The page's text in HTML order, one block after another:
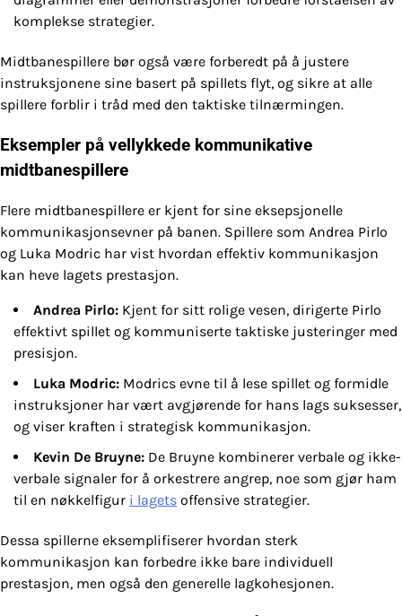
komplekse strategier.
Midtbanespillere bør også være forberedt på å justere
instruksjonene sine basert på spillets flyt, og sikre at alle
spillere forblir i tråd med den taktiske tilnærmingen.
Eksempler på vellykkede kommunikative
midtbanespillere
Flere midtbanespillere er kjent for sine eksepsjonelle
kommunikasjonsevner på banen. Spillere som Andrea Pirlo
og Luka Modric har vist hvordan effektiv kommunikasjon
kan heve lagets prestasjon.
Andrea Pirlo: Kjent for sitt rolige vesen, dirigerte Pirlo
effektivt spillet og kommuniserte taktiske justeringer med
presisjon.
Luka Modric: Modrics evne til å lese spillet og formidle
instruksjoner har vært avgjørende for hans lags suksesser,
og viser kraften i strategisk kommunikasjon.
Kevin De Bruyne: De Bruyne kombinerer verbale og ikke-
verbale signaler for å orkestrere angrep, noe som gjør ham
til en nøkkelfigur i lagets offensive strategier.
Dessa spillerne eksemplifiserer hvordan sterk
kommunikasjon kan forbedre ikke bare individuell
prestasjon, men også den generelle lagkohesjonen.